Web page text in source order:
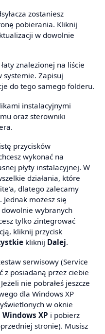
zostaniesz
pobierania. Kliknij
w dowolnie
znalezionej na liście
Zapisuj
do tego samego folderu.
instalacyjnymi
oraz sterowniki
przycisków
wykonać na
płyty instalacyjnej. W
działania, które
dlatego zalecamy
. Jednak możesz się
wybranych
tylko zintegrować
kliknij przycisk
kliknij Dalej.
serwisowy (Service
z posiadaną przez ciebie
nie pobrałeś jeszcze
dla Windows XP
w oknie
Windows XP i pobierz
stronie). Musisz